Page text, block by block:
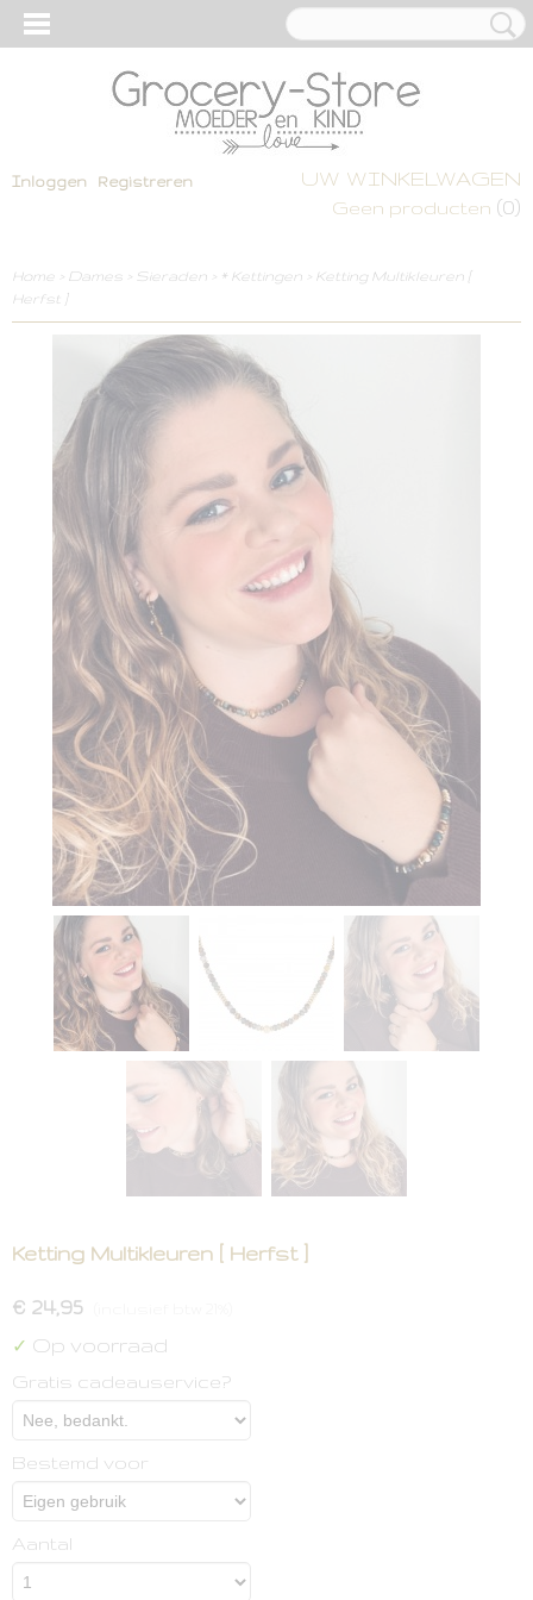
Inloggen Registreren UW WINKELWAGEN
Geen producten (0)
Home > Dames > Sieraden > * Kettingen > Ketting Multikleuren [
Herfst ]
Ketting Multikleuren [ Herfst ]
€ 24,95
✓ Op voorraad
Gratis cadeauservice?
Bestemd voor
Aantal